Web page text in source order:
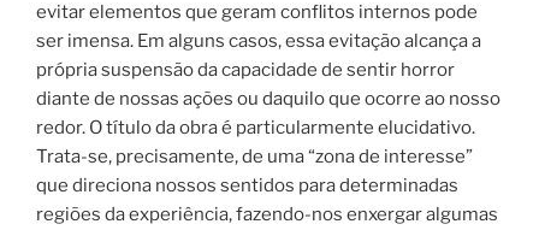
evitar elementos que geram conflitos internos pode
ser imensa. Em alguns casos, essa evitação alcança a
própria suspensão da capacidade de sentir horror
diante de nossas ações ou daquilo que ocorre ao nosso
redor. O título da obra é particularmente elucidativo.
Trata-se, precisamente, de uma “zona de interesse”
que direciona nossos sentidos para determinadas
regiões da experiência, fazendo-nos enxergar algumas